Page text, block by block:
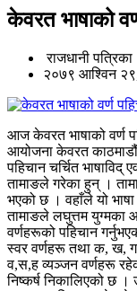
केवरत भाषाको
राजधानी पत्रिका
२०७९ आश्विन
आज केवरत भाषाको वर्ण
आयोजना केवरत
पहिचान चर्चित
तामाङले गरेका हुन् ।
भएको छ । वहाँले यो
तामाङले लघुत्तम युग्मका
वर्णहरूको पहिचान
स्वर वर्णहरू तथा क, ख,
व,स,ह व्यञ्जन वर्णहरू
निष्कर्ष निकालिएको छ